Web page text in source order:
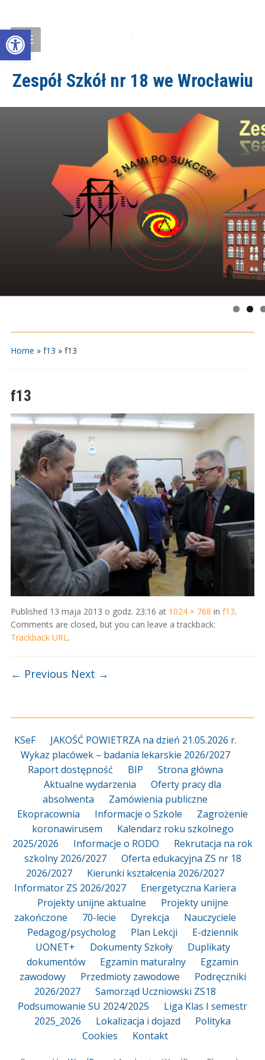
Open toolbar
Zespół Szkół nr 18 we Wrocławiu
Home » f13 » f13
f13
Published 13 maja 2013 o godz. 23:16 at 1024 × 768 in f13.
Comments are closed, but you can leave a trackback:
Trackback URL.
← Previous Next →
KSeF
JAKOŚĆ POWIETRZA na dzień 21.05.2026 r.
Wykaz placówek – badania lekarskie 2026/2027
Raport dostępność
BIP
Strona główna
Aktualne wydarzenia
Oferty pracy dla
absolwenta
Zamówienia publiczne
Ekopracownia
Informacje o Szkole
Zagrożenie
koronawirusem
Kalendarz roku szkolnego
2025/2026
Informacje o RODO
Rekrutacja na rok
szkolny 2026/2027
Oferta edukacyjna ZS nr 18
2026/2027
Kierunki kształcenia 2026/2027
Informator ZS 2026/2027
Energetyczna Kariera
Projekty unijne aktualne
Projekty unijne
zakończone
70-lecie Dyrekcja
Nauczyciele
Pedagog/psycholog
Plan Lekcji
E-dziennik
UONET+
Dokumenty Szkoły
Duplikaty
dokumentów
Egzamin maturalny
Egzamin
zawodowy
Przedmioty zawodowe
Podręczniki
2026/2027
Samorząd Uczniowski ZS18
Podsumowanie SU 2024/2025
Liga Klas I semestr
2025_2026
Lokalizacja i dojazd
Polityka
Cookies
Kontakt